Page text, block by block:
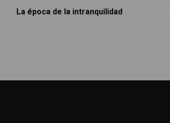
La época de la intranquilidad